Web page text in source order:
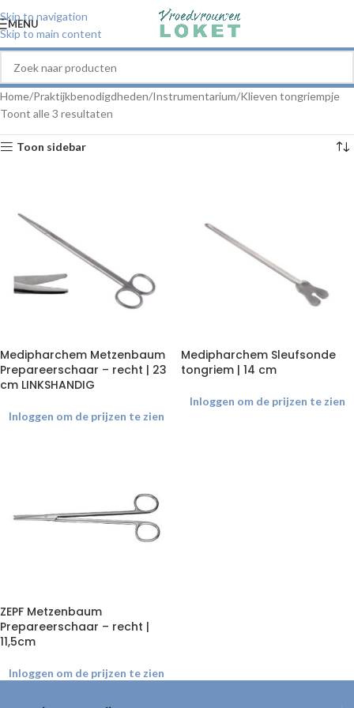
Skip to navigation
Skip to main content
MENU
Home Praktijkbenodigdheden Instrumentarium Klieven tongriempje
Toont alle 3 resultaten
Toon sidebar
Medipharchem Metzenbaum
Prepareerschaar – recht | 23
cm LINKSHANDIG
Inloggen om de prijzen te zien
Medipharchem Sleufsonde
tongriem | 14 cm
Inloggen om de prijzen te zien
ZEPF Metzenbaum
Prepareerschaar – recht |
11,5cm
Inloggen om de prijzen te zien